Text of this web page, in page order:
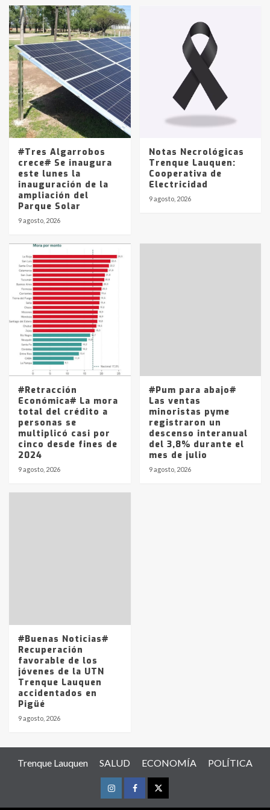
3
en la mañana del lunes
4
Accidente en Ruta 5: falleció un
joven de Trenque Lauquen
Los precios de los combustibles en
La Pampa, desde YPF hasta Axion
entre 857 a 1338 pesos
#Tres Algarrobos
crece# Se inaugura
este lunes la
inauguración de la
ampliación del
Parque Solar
9 agosto, 2026
Notas Necrológicas
Trenque Lauquen:
Cooperativa de
Electricidad
9 agosto, 2026
#Retracción
Económica# La mora
total del crédito a
personas se
multiplicó casi por
cinco desde fines de
2024
9 agosto, 2026
#Pum para abajo#
Las ventas
minoristas pyme
registraron un
descenso interanual
del 3,8% durante el
mes de julio
9 agosto, 2026
#Buenas Noticias#
Recuperación
favorable de los
jóvenes de la UTN
Trenque Lauquen
accidentados en
Pigüé
9 agosto, 2026
Trenque Lauquen SALUD ECONOMÍA POLÍTICA
InstagramFacebookTwitter